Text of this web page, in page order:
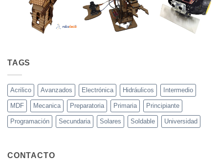
TAGS
Acrilico Avanzados Electrónica Hidráulicos Intermedio
MDF Mecanica Preparatoria Primaria Principiante
Programación Secundaria Solares Soldable Universidad
CONTACTO